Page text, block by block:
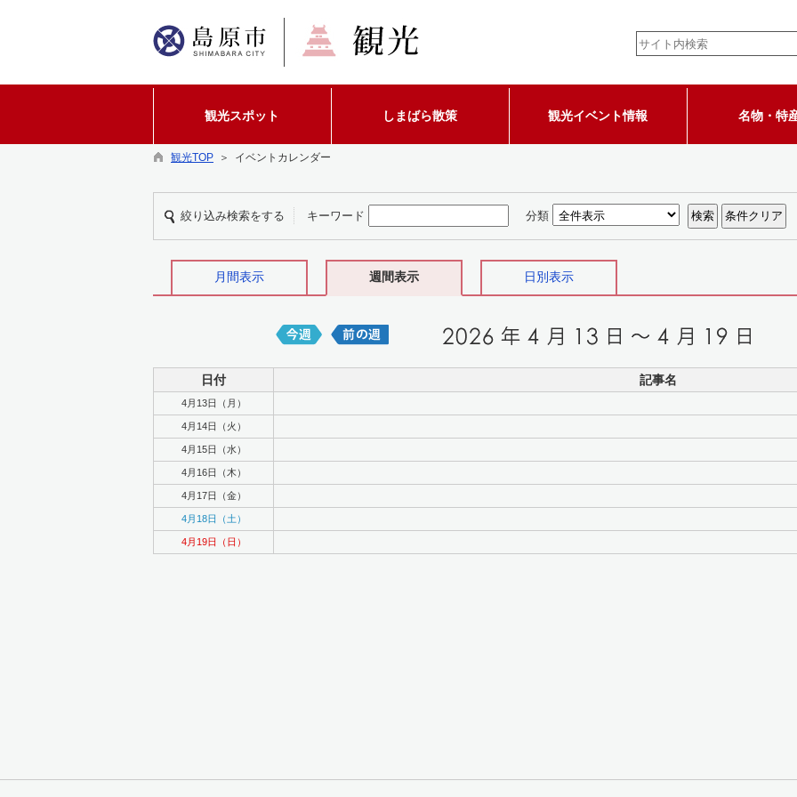
観光スポット しまばら散策 観光イベント情報 名物・特
観光TOP ＞ イベントカレンダー
絞り込み検索をする キーワード 分類
月間表示 週間表示 日別表示
日付 記事名
4月13日（月）
4月14日（火）
4月15日（水）
4月16日（木）
4月17日（金）
4月18日（土）
4月19日（日）